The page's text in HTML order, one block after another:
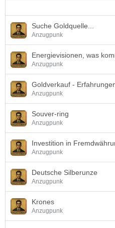
Suche Goldquelle...
Anzugpunk
Energievisionen, was
Anzugpunk
Goldverkauf -
Anzugpunk
Souver-ring
Anzugpunk
Investition in
Anzugpunk
Deutsche Silberunze
Anzugpunk
Krones
Anzugpunk